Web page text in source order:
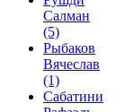
Салман
(5)
Рыбаков
Вячеслав
(1)
Сабатини